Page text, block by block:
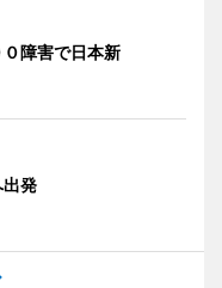
障害で日本新
出発